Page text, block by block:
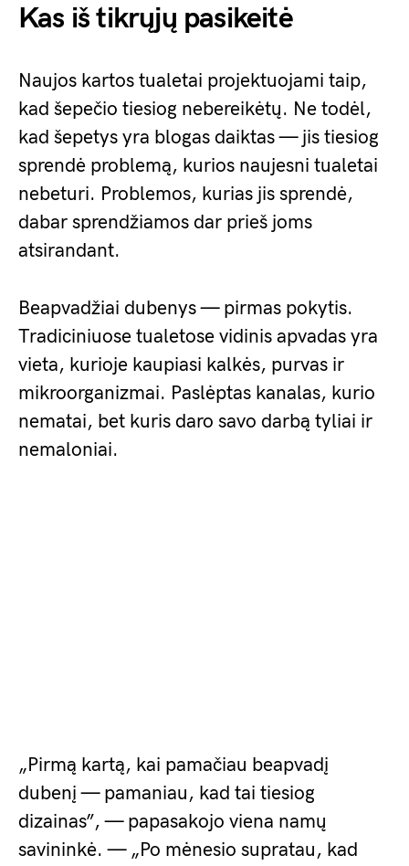
Kas iš tikrųjų pasikeitė
Naujos kartos tualetai projektuojami taip,
kad šepečio tiesiog nebereikėtų. Ne todėl,
kad šepetys yra blogas daiktas — jis tiesiog
sprendė problemą, kurios naujesni tualetai
nebeturi. Problemos, kurias jis sprendė,
dabar sprendžiamos dar prieš joms
atsirandant.
Beapvadžiai dubenys — pirmas pokytis.
Tradiciniuose tualetose vidinis apvadas yra
vieta, kurioje kaupiasi kalkės, purvas ir
mikroorganizmai. Paslėptas kanalas, kurio
nematai, bet kuris daro savo darbą tyliai ir
nemaloniai.
„Pirmą kartą, kai pamačiau beapvadį
dubenį — pamaniau, kad tai tiesiog
dizainas”, — papasakojo viena namų
savininkė. — „Po mėnesio supratau, kad